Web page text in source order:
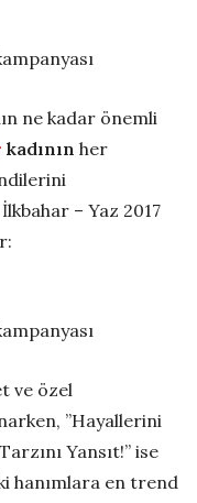
ne kadar önemli
kadının her
– Yaz 2017
ve özel
’’Hayallerini
Yansıt!’’ ise
hanımlara en trend